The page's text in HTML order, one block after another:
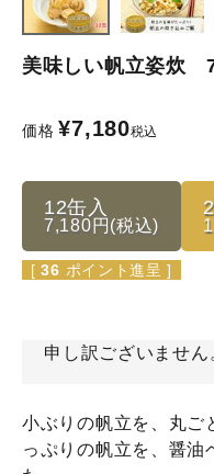
美味しい帆立姿炊
価格 ¥7,180税込
12缶入
7,180円(税込)
[ 36 ポイント進呈 ]
申し訳ございませ
小ぶりの帆立を、丸ご
っぷりの帆立を、醤油